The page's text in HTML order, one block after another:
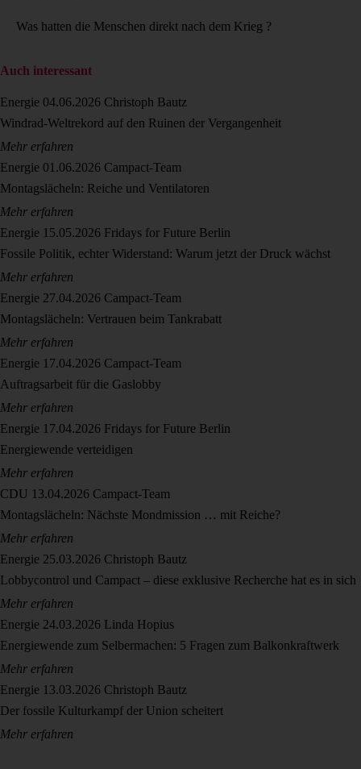
Was hatten die Menschen direkt nach dem Krieg ?
Auch interessant
Energie 04.06.2026 Christoph Bautz
Windrad-Weltrekord auf den Ruinen der Vergangenheit
Mehr erfahren
Energie 01.06.2026 Campact-Team
Montagslächeln: Reiche und Ventilatoren
Mehr erfahren
Energie 15.05.2026 Fridays for Future Berlin
Fossile Politik, echter Widerstand: Warum jetzt der Druck wächst
Mehr erfahren
Energie 27.04.2026 Campact-Team
Montagslächeln: Vertrauen beim Tankrabatt
Mehr erfahren
Energie 17.04.2026 Campact-Team
Auftragsarbeit für die Gaslobby
Mehr erfahren
Energie 17.04.2026 Fridays for Future Berlin
Energiewende verteidigen
Mehr erfahren
CDU 13.04.2026 Campact-Team
Montagslächeln: Nächste Mondmission … mit Reiche?
Mehr erfahren
Energie 25.03.2026 Christoph Bautz
Lobbycontrol und Campact – diese exklusive Recherche hat es in sich
Mehr erfahren
Energie 24.03.2026 Linda Hopius
Energiewende zum Selbermachen: 5 Fragen zum Balkonkraftwerk
Mehr erfahren
Energie 13.03.2026 Christoph Bautz
Der fossile Kulturkampf der Union scheitert
Mehr erfahren